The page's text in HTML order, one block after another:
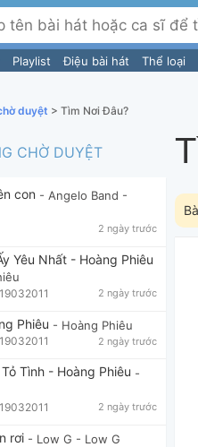
Playlist Điệu bài hát Thể loại
duyệt > Tìm Nơi Đâu?
CHỜ DUYỆT
con - Angelo Band -
2 ngày trước
Yêu Nhất - Hoàng Phiêu
2 ngày trước
Phiêu - Hoàng Phiêu
2 ngày trước
Tình - Hoàng Phiêu -
2 ngày trước
rơi - Low G - Low G